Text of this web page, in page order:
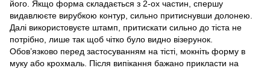
його. Якщо форма складається з 2-ох частин, спершу
видавлюєте вирубкою контур, сильно притиснувши долонею.
Далі використовуєте штамп, притискати сильно до тіста не
потрібно, лише так щоб чітко було видно візерунок.
Обов’язково перед застосуванням на тісті, мокніть форму в
муку або крохмаль. Після випікання бажано прикласти на